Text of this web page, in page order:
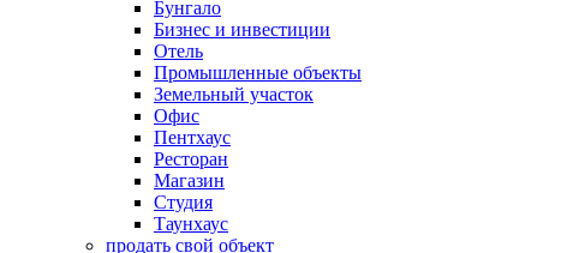
Бунгало
Бизнес и инвестиции
Отель
Промышленные объекты
Земельный участок
Офис
Пентхаус
Ресторан
Магазин
Студия
Таунхаус
продать свой объект